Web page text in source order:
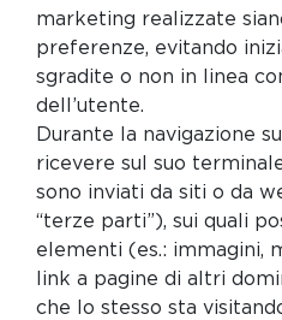
marketing realizzate
preferenze, evitando
sgradite o non in linea
dell’utente.
Durante la navigazione
ricevere sul suo
sono inviati da siti o da
“terze parti”), sui quali
elementi (es.: immagini,
link a pagine di altri
che lo stesso sta